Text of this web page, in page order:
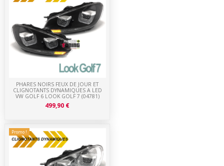
Promo !
PHARES NOIRS FEUX DE JOUR ET
CLIGNOTANTS DYNAMIQUES A LED
VW GOLF 6 LOOK GOLF 7 (04781)
499,90 €